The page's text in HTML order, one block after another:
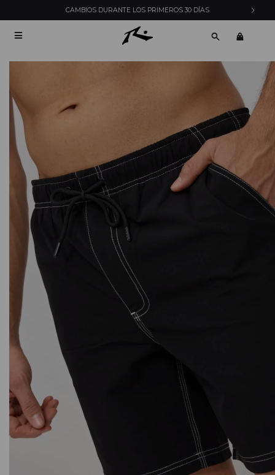
CAMBIOS DURANTE LOS PRIMEROS 30 DÍAS
